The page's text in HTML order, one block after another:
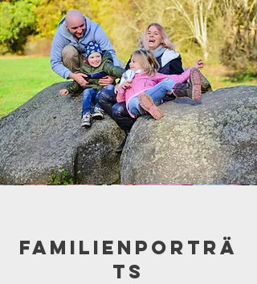
Familienporträ
ts